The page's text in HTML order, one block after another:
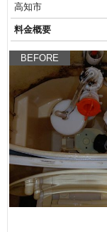
高知市
料金概要
BEFORE